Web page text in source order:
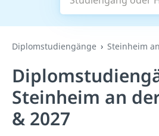
Diplomstudiengänge Steinheim
Steinheim an
& 2027